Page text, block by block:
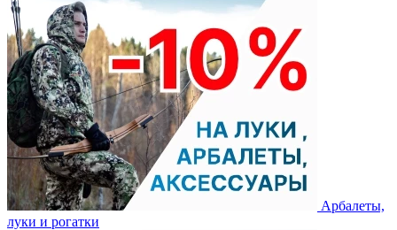
Арбалеты,
луки и рогатки